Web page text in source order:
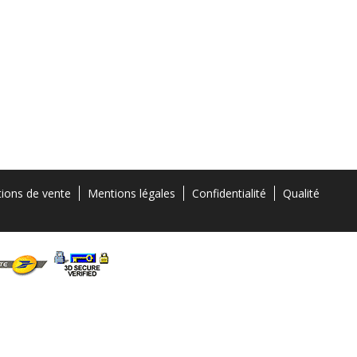
de vente Mentions légales Confidentialité Qualité